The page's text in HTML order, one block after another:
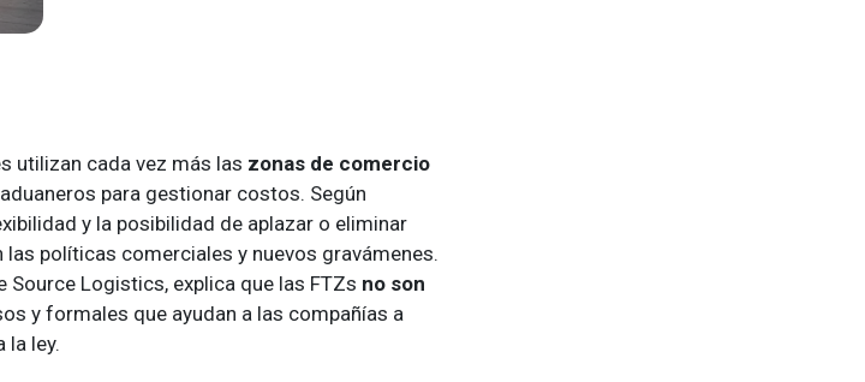
utilizan cada vez más las zonas de comercio
para gestionar costos. Según
y la posibilidad de aplazar o eliminar
políticas comerciales y nuevos gravámenes.
Logistics, explica que las FTZs no son
y formales que ayudan a las compañías a
la ley.